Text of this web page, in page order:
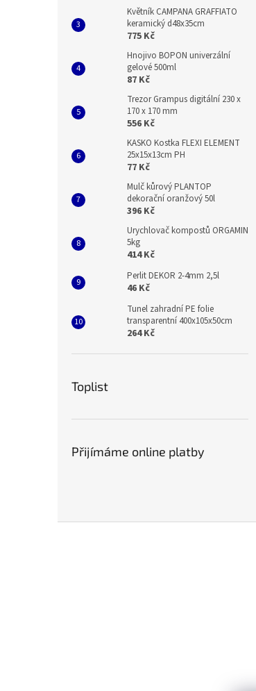
Květník CAMPANA GRAFFIATO
keramický d48x35cm
775 Kč
Hnojivo BOPON univerzální
gelové 500ml
87 Kč
Trezor Grampus digitální 230 x
170 x 170 mm
556 Kč
KASKO Kostka FLEXI ELEMENT
25x15x13cm PH
77 Kč
Mulč kůrový PLANTOP
dekorační oranžový 50l
396 Kč
Urychlovač kompostů ORGAMIN
5kg
414 Kč
Perlit DEKOR 2-4mm 2,5l
46 Kč
Tunel zahradní PE folie
transparentní 400x105x50cm
264 Kč
Toplist
Přijímáme online platby